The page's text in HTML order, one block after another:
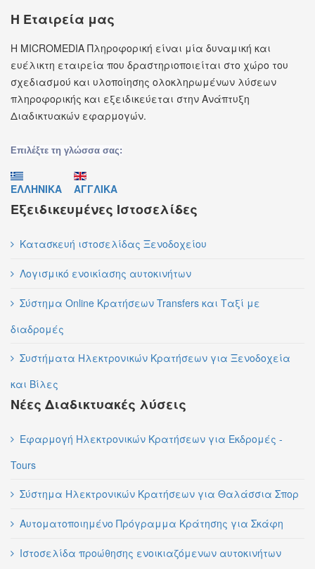
Η Εταιρεία μας
Η MICROMEDIA Πληροφορική είναι μία δυναμική και
ευέλικτη εταιρεία που δραστηριοποιείται στο χώρο του
σχεδιασμού και υλοποίησης ολοκληρωμένων λύσεων
πληροφορικής και εξειδικεύεται στην Ανάπτυξη
Διαδικτυακών εφαρμογών.
Επιλέξτε τη γλώσσα σας:
ΕΛΛΗΝΙΚΑ ΑΓΓΛΙΚΑ
Εξειδικευμένες Ιστοσελίδες
Κατασκευή ιστοσελίδας Ξενοδοχείου
Λογισμικό ενοικίασης αυτοκινήτων
Σύστημα Online Κρατήσεων Transfers και Ταξί με
διαδρομές
Συστήματα Ηλεκτρονικών Κρατήσεων για Ξενοδοχεία
και Βίλες
Νέες Διαδικτυακές λύσεις
Εφαρμογή Ηλεκτρονικών Κρατήσεων για Εκδρομές -
Tours
Σύστημα Ηλεκτρονικών Κρατήσεων για Θαλάσσια Σπορ
Αυτοματοποιημένο Πρόγραμμα Κράτησης για Σκάφη
Ιστοσελίδα προώθησης ενοικιαζόμενων αυτοκινήτων